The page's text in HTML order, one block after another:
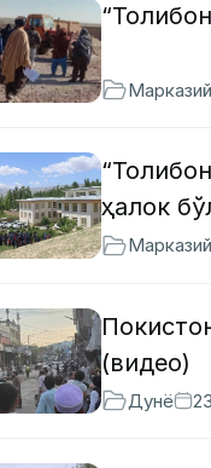
ҳалок
(видео)
Дунё